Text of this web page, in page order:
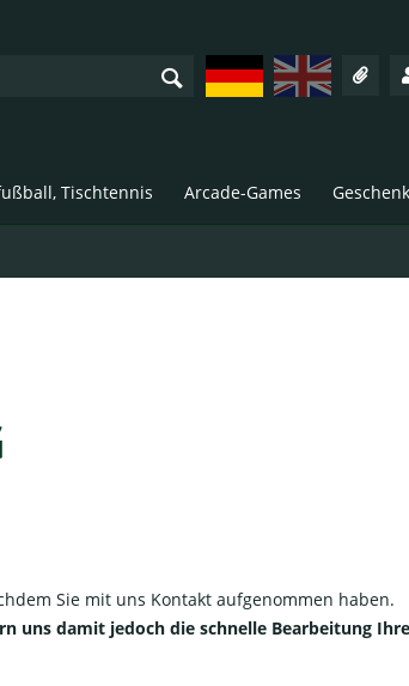
DeutschEnglish
Tischtennis Arcade-Games
Sie mit uns Kontakt aufgenommen haben.
uns damit jedoch die schnelle Bearbeitung